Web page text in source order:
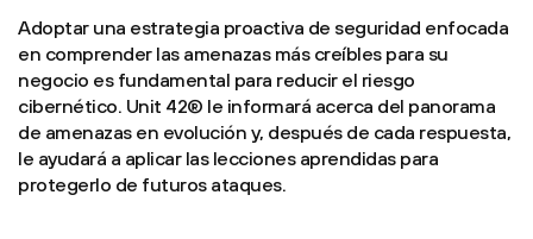
Adoptar una estrategia proactiva de seguridad enfocada
en comprender las amenazas más creíbles para su
negocio es fundamental para reducir el riesgo
cibernético. Unit 42® le informará acerca del panorama
de amenazas en evolución y, después de cada respuesta,
le ayudará a aplicar las lecciones aprendidas para
protegerlo de futuros ataques.